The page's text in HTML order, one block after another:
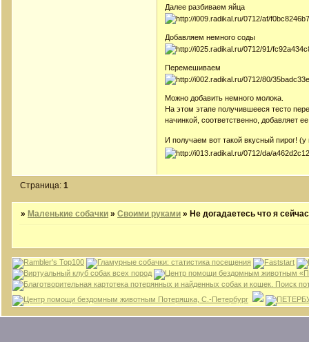
Далее разбиваем яйца
Добавляем немного соды
Перемешиваем
Можно добавить немного молока.
На этом этапе получившееся тесто
начинкой, соответственно, добавляет
И получаем вот такой вкусный пирог!
Страница:1
» Маленькие собачки »Своими руками » Не догадаетесь что я